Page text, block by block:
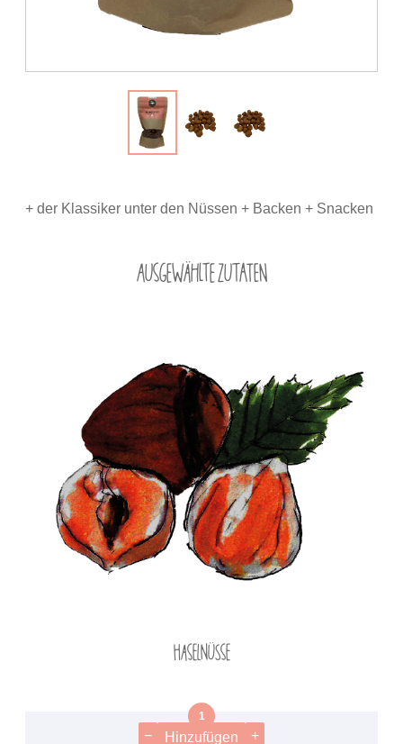
+ der Klassiker unter den Nüssen + Backen + Snacken
Ausgewählte Zutaten
Haselnüsse
− Hinzufügen +